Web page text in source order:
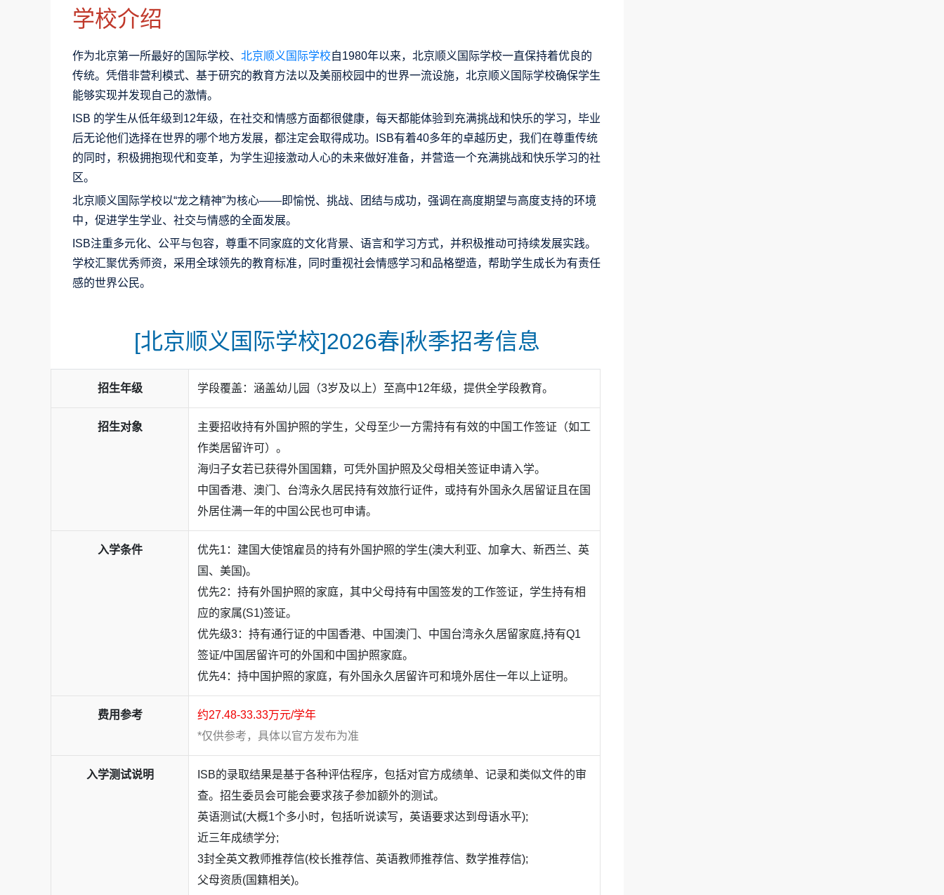
学校介绍
作为北京第一所最好的国际学校、北京顺义国际学校自1980年以来，北京顺义国际学校一直保持着优良的
传统。凭借非营利模式、基于研究的教育方法以及美丽校园中的世界一流设施，北京顺义国际学校确保学生
能够实现并发现自己的激情。
ISB 的学生从低年级到12年级，在社交和情感方面都很健康，每天都能体验到充满挑战和快乐的学习，毕业
后无论他们选择在世界的哪个地方发展，都注定会取得成功。ISB有着40多年的卓越历史，我们在尊重传统
的同时，积极拥抱现代和变革，为学生迎接激动人心的未来做好准备，并营造一个充满挑战和快乐学习的社
区。
北京顺义国际学校以“龙之精神”为核心——即愉悦、挑战、团结与成功，强调在高度期望与高度支持的环境
中，促进学生学业、社交与情感的全面发展。
ISB注重多元化、公平与包容，尊重不同家庭的文化背景、语言和学习方式，并积极推动可持续发展实践。
学校汇聚优秀师资，采用全球领先的教育标准，同时重视社会情感学习和品格塑造，帮助学生成长为有责任
感的世界公民。
ISB为不同学段的学生构建了系统连贯、选择多元的课程体系。在小学部（EY3至G5），学校提供两种高质
英语强化课程（EL+） 与 中英双语课程，后者作为北京国际学校中的首创项目，体现了ISB
ISB2026届毕业生凭借卓越的学术实力与多元的个人志趣，收获了来自全球多个国家和地区顶尖高校的广泛
，ISB学子展现了强劲的竞争力，不仅斩获了多所顶尖公立与私立研究型大学的录取，如加州大
学伯克利分校（7枚）、加州大学洛杉矶分校（7枚）、加州大学圣地亚哥分校（25枚）、密歇根大学安娜
学及卡内基梅隆大学（5枚）等；同时在艺术与设计领域也 表现突出，获得了包括艺术中心设计学院、普瑞
特艺术学院、芝加哥艺术学院、伯克利音乐学院等知名艺术院校的青睐。
[北京顺义国际学校]2026春|秋季招考信息
招生年级 学段覆盖：涵盖幼儿园（3岁及以上）至高中12年级，提供全学段教育。
招生对象
主要招收持有外国护照的学生，父母至少一方需持有有效的中国工作签证（如工
作类居留许可）。
海归子女若已获得外国国籍，可凭外国护照及父母相关签证申请入学。
中国香港、澳门、台湾永久居民持有效旅行证件，或持有外国永久居留证且在国
外居住满一年的中国公民也可申请。
入学条件
优先1：建国大使馆雇员的持有外国护照的学生(澳大利亚、加拿大、新西兰、英
国、美国)。
优先2：持有外国护照的家庭，其中父母持有中国签发的工作签证，学生持有相
应的家属(S1)签证。
优先级3：持有通行证的中国香港、中国澳门、中国台湾永久居留家庭,持有Q1
签证/中国居留许可的外国和中国护照家庭。
优先4：持中国护照的家庭，有外国永久居留许可和境外居住一年以上证明。
费用参考
约27.48-33.33万元/学年
*仅供参考，具体以官方发布为准
入学测试说明
ISB的录取结果是基于各种评估程序，包括对官方成绩单、记录和类似文件的审
查。招生委员会可能会要求孩子参加额外的测试。
英语测试(大概1个多小时，包括听说读写，英语要求达到母语水平);
近三年成绩学分;
3封全英文教师推荐信(校长推荐信、英语教师推荐信、数学推荐信);
父母资质(国籍相关)。